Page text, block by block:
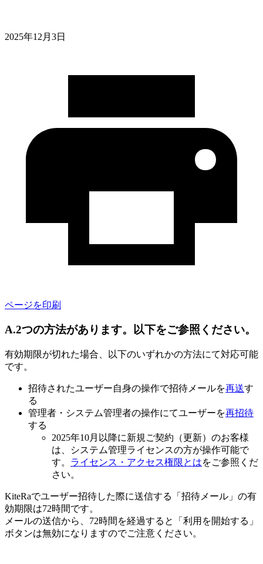
2025年12月3日
ページを印刷
A.2つの方法があります。以下をご参照ください。
有効期限が切れた場合、以下のいずれかの方法にて対応可能
です。
招待されたユーザー自身の操作で招待メールを再送す
る
管理者・システム管理者の操作にてユーザーを再招待
する
2025年10月以降に新規ご契約（更新）のお客様
は、システム管理ライセンスの方が操作可能で
す。 ライセンス・アクセス権限とはをご参照くだ
さい。
KiteRaでユーザー招待した際に送信する「招待メール」の有
効期限は72時間です。
メールの送信から、72時間を経過すると「利用を開始する」
ボタンは無効になりますのでご注意ください。